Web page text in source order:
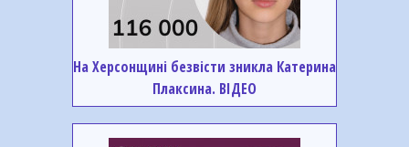
На Херсонщині безвісти зникла Катерина
Плаксина. ВІДЕО